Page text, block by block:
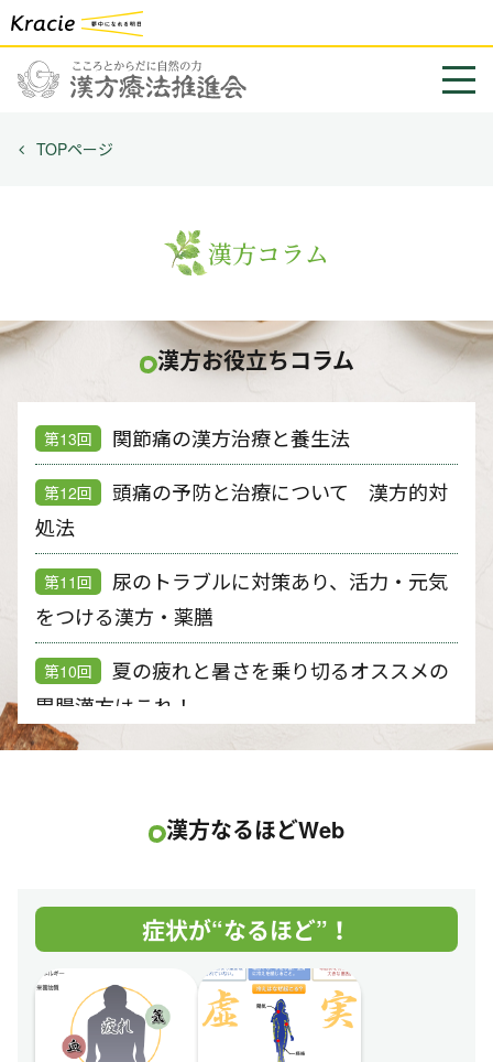
TOPページ
漢方コラム
漢方お役立ちコラム
第13回 関節痛の漢方治療と養生法
第12回
頭痛の予防と治療について 漢方的対
処法
第11回
尿のトラブルに対策あり、活力・元気
をつける漢方・薬膳
第10回
夏の疲れと暑さを乗り切るオススメの
胃腸漢方はこれ！
冬場は要注意、血圧・血管の漢方的養
喫煙リスクと漢方的対策
第７回
漢方（中医学）における腰痛に対する
養生法
第６回 肌のトラブルを防ぐ、中医学的予防法
第５回
季節別、肌トラブルに対応する漢方あ
漢方なるほどWeb
症状が“なるほど”！